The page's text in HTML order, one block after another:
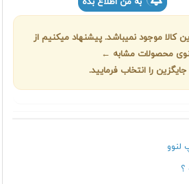
کالا موجود نمیباشد. پیشنهاد میکنیم از
محصولات مشابه ←
جایگزین را انتخاب فرمایید.
؟